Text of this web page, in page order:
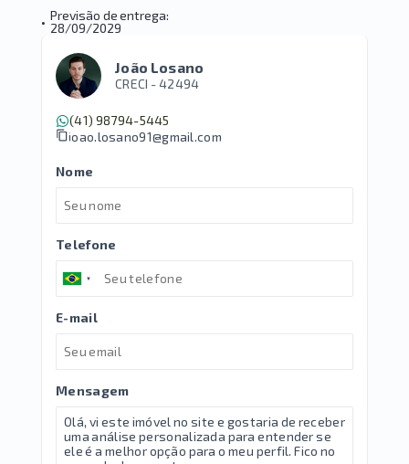
• Previsão de entrega:
28/09/2029
João Losano
CRECI -42494
(41) 98794-5445
joao.losano91@gmail.com
Nome
Telefone
E-mail
Mensagem